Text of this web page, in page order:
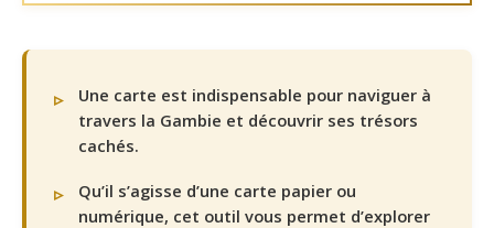
Une carte est indispensable pour naviguer à
travers la Gambie et découvrir ses trésors
cachés.
Qu’il s’agisse d’une carte papier ou
numérique, cet outil vous permet d’explorer